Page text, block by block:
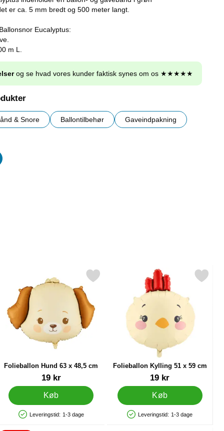
er ca. 5 mm bredt og 500 meter langt.
Eucalyptus:
m L.
og se hvad vores kunder faktisk synes om os ★★★★★
& Snore Ballontilbehør Gaveindpakning
favorit
Folieballon Hund 63 x 48,5 cm
19 kr
Køb
Produkttilgængelighed: På lager
Leveringstid: 1-3 dage
Markér folieballon Hund 63 x 48,5 cm som favorit
Folieballon Kylling 51 x 59 cm
19 kr
Køb
Produkttilgængelighed: På lager
Leveringstid: 1-3 dage
Markér folieballon Kylling 51 x